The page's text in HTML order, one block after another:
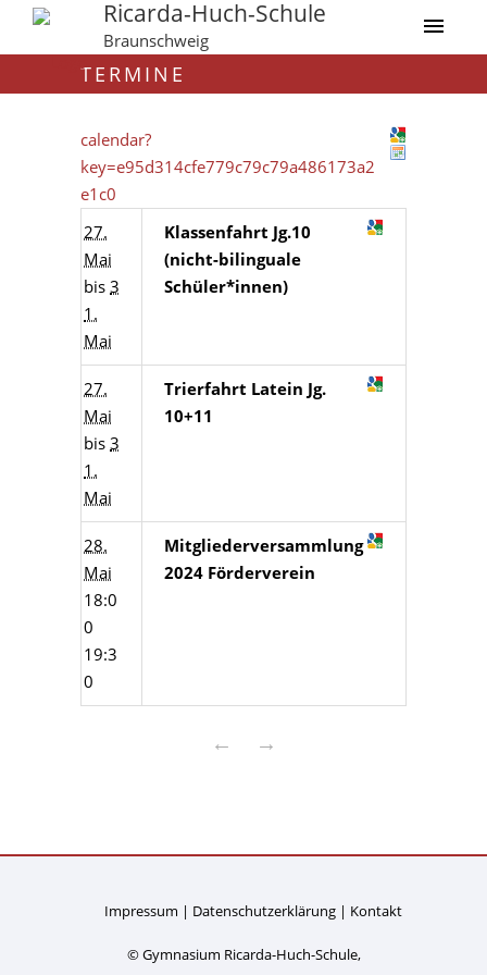
Ricarda-Huch-Schule
Braunschweig
TERMINE
calendar?
key=e95d314cfe779c79c79a486173a2
e1c0
27.
Mai
bis 3
1.
Mai
Klassenfahrt Jg.10
(nicht-bilinguale
Schüler*innen)
27.
Mai
bis 3
1.
Mai
Trierfahrt Latein Jg.
10+11
28.
Mai
18:0
0
19:3
0
Mitgliederversammlung
2024 Förderverein
← →
Impressum Datenschutzerklärung Kontakt
© Gymnasium Ricarda-Huch-Schule,